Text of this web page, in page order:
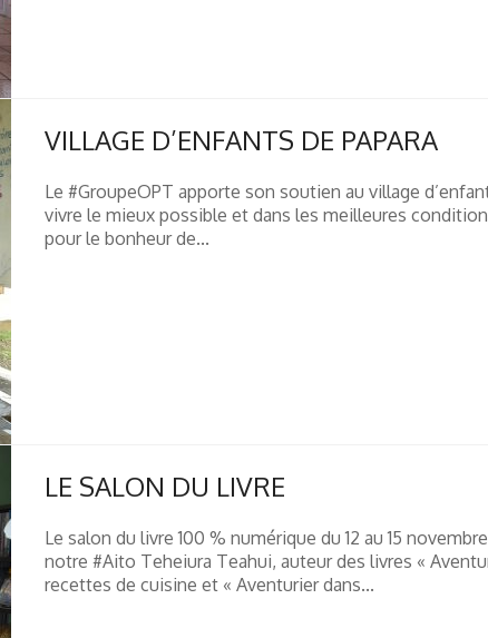
VILLAGE D’ENFANTS DE PAPARA
Le #GroupeOPT apporte son soutien au village
vivre le mieux possible et dans les meilleures
pour le bonheur de...
LE SALON DU LIVRE
Le salon du livre 100 % numérique du 12 au 15
notre #Aito Teheiura Teahui, auteur des livres «
recettes de cuisine et « Aventurier dans...